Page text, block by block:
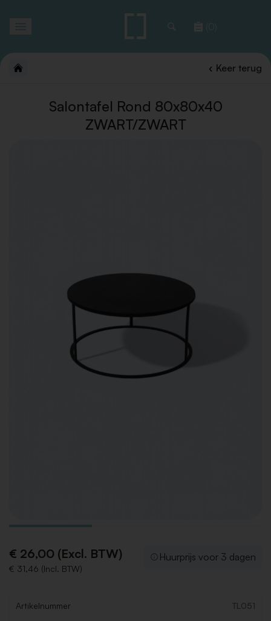
(0)
Keer terug
Salontafel Rond 80x80x40
ZWART/ZWART
€ 26,00 (Excl. BTW)
€ 31,46 (Incl. BTW)
Huurprijs voor 3 dagen
Artikelnummer TL051